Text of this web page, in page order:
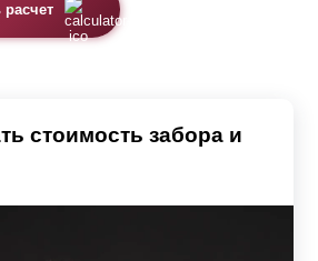
расчет
стоимость забора и